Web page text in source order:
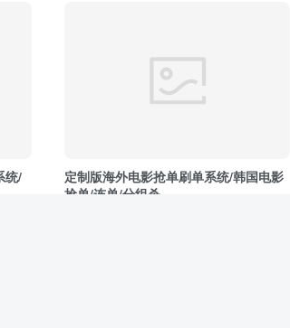
统/
定制版海外电影抢单刷单系统/韩国电影
抢单/连单/分组杀